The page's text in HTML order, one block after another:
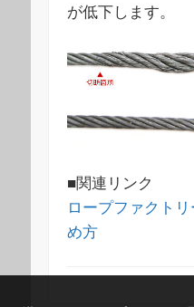
が低下します。
■関連リンク
ロープファクト
め方